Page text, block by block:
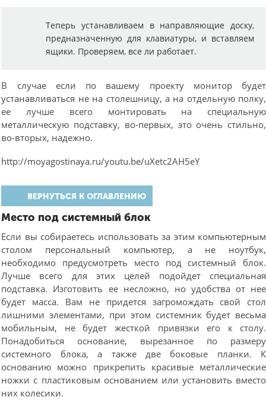
Теперь устанавливаем в направляющие доску,
предназначенную для клавиатуры, и вставляем
ящики. Проверяем, все ли работает.
В случае если по вашему проекту монитор будет
устанавливаться не на столешницу, а на отдельную полку,
ее лучше всего монтировать на специальную
металлическую подставку, во-первых, это очень стильно,
во-вторых, надежно.
http://moyagostinaya.ru/youtu.be/uXetc2AH5eY
ВЕРНУТЬСЯ К ОГЛАВЛЕНИЮ
Место под системный блок
Если вы собираетесь использовать за этим компьютерным
столом персональный компьютер, а не ноутбук,
необходимо предусмотреть место под системный блок.
Лучше всего для этих целей подойдет специальная
подставка. Изготовить ее несложно, но удобства от нее
будет масса. Вам не придется загромождать свой стол
лишними элементами, при этом системник будет весьма
мобильным, не будет жесткой привязки его к столу.
Понадобиться основание, вырезанное по размеру
системного блока, а также две боковые планки. К
основанию можно прикрепить красивые металлические
ножки с пластиковым основанием или установить вместо
них колесики.